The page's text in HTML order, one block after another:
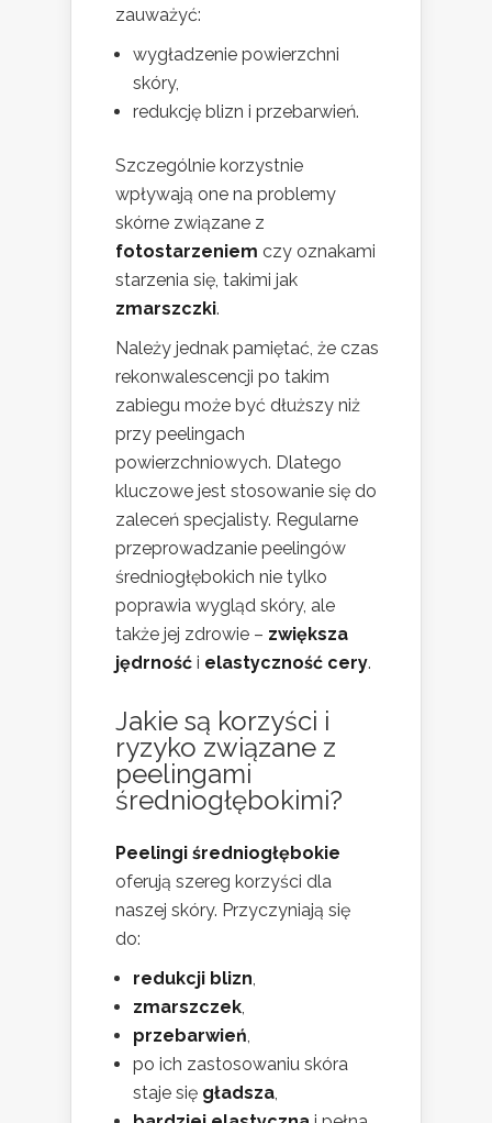
zauważyć:
wygładzenie powierzchni
skóry,
redukcję blizn i przebarwień.
Szczególnie korzystnie
wpływają one na problemy
skórne związane z
fotostarzeniem czy oznakami
starzenia się, takimi jak
zmarszczki.
Należy jednak pamiętać, że czas
rekonwalescencji po takim
zabiegu może być dłuższy niż
przy peelingach
powierzchniowych. Dlatego
kluczowe jest stosowanie się do
zaleceń specjalisty. Regularne
przeprowadzanie peelingów
średniogłębokich nie tylko
poprawia wygląd skóry, ale
także jej zdrowie – zwiększa
jędrność i elastyczność cery.
Jakie są korzyści i
ryzyko związane z
peelingami
średniogłębokimi?
Peelingi średniogłębokie
oferują szereg korzyści dla
naszej skóry. Przyczyniają się
do:
redukcji blizn
zmarszczek
przebarwień
po ich zastosowaniu skóra
staje się gładsza